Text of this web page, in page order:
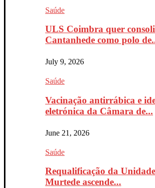
Saúde
ULS Coimbra quer
Cantanhede como polo
July 9, 2026
Saúde
Vacinação antirrábica e
eletrónica da Câmara de...
June 21, 2026
Saúde
Requalificação da
Murtede ascende...